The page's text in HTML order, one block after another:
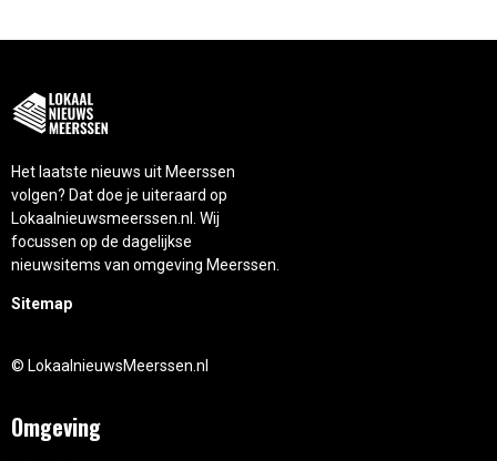
Het laatste nieuws uit Meerssen
volgen? Dat doe je uiteraard op
Lokaalnieuwsmeerssen.nl. Wij
focussen op de dagelijkse
nieuwsitems van omgeving Meerssen.
Sitemap
© LokaalnieuwsMeerssen.nl
Omgeving